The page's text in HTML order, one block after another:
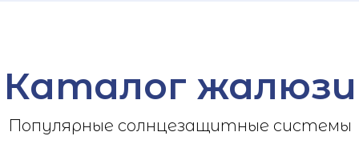
Каталог жалюзи
Популярные солнцезащитные системы